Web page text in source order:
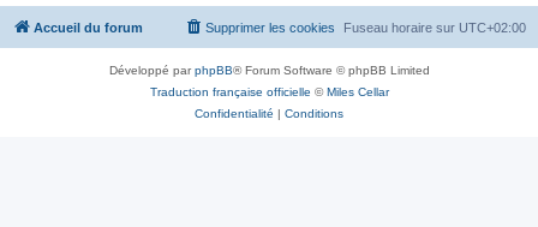
Accueil du forum Fuseau horaire sur UTC+02:00
Supprimer les cookies
Développé parphpBB® Forum Software © phpBB Limited
Traduction française officielle ©Miles Cellar
Confidentialité | Conditions